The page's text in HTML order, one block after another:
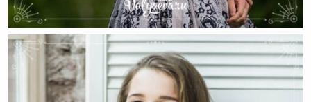
Виноваты Ли Наши Родители Перед Нами?